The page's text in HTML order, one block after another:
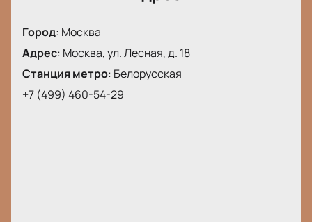
Город: Москва
Адрес: Москва, ул. Лесная, д. 18
Станция метро: Белорусская
+7 (499) 460-54-29